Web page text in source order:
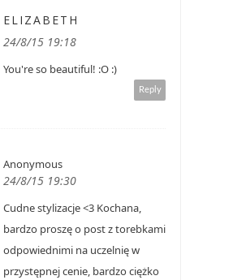
ELIZABETH
24/8/15 19:18
You're so beautiful! :O :)
Reply
Anonymous
24/8/15 19:30
Cudne stylizacje <3 Kochana,
bardzo proszę o post z torebkami
odpowiednimi na uczelnię w
przystępnej cenie, bardzo ciężko